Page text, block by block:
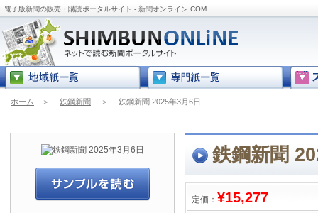
電子版新聞の販売・購読ポータルサイト - 新聞オンライン.COM
ホーム ＞ 鉄鋼新聞 ＞ 鉄鋼新聞 2025年3月6日
鉄鋼新聞
定価： ¥15,277